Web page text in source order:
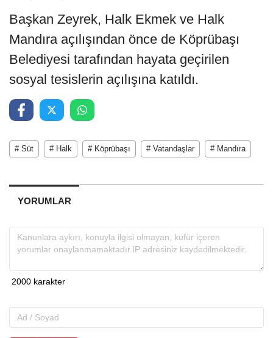
Başkan Zeyrek, Halk Ekmek ve Halk
Mandıra açılışından önce de Köprübaşı
Belediyesi tarafından hayata geçirilen
sosyal tesislerin açılışına katıldı.
# Süt # Halk # Köprübaşı # Vatandaşlar # Mandıra
YORUMLAR